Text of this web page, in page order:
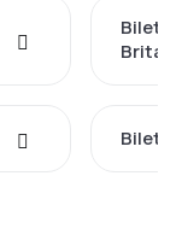
Bilete
Bilete